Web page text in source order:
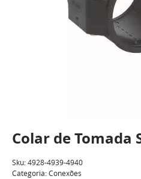
Colar de Tomada
Sku:4928-4939-4940
Categoria:Conexões